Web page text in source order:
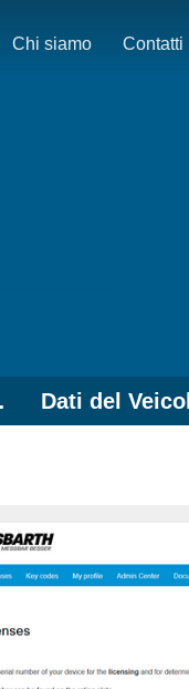
Chi siamo Contatti